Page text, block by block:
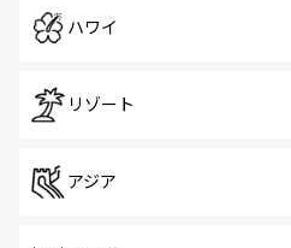
ハワイ
リゾート
アジア